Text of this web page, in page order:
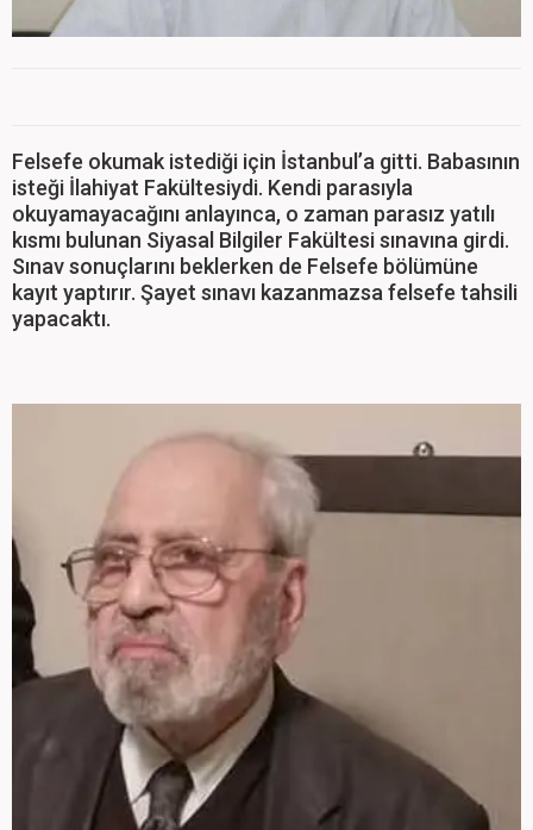
Felsefe okumak istediği için İstanbul’a gitti. Babasının
isteği İlahiyat Fakültesiydi. Kendi parasıyla
okuyamayacağını anlayınca, o zaman parasız yatılı
kısmı bulunan Siyasal Bilgiler Fakültesi sınavına girdi.
Sınav sonuçlarını beklerken de Felsefe bölümüne
kayıt yaptırır. Şayet sınavı kazanmazsa felsefe tahsili
yapacaktı.